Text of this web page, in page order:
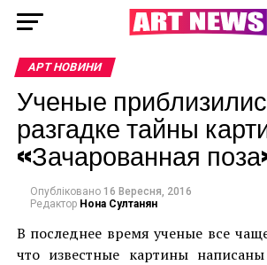
АРТ НОВИНИ
Ученые
разгадке тайны
«Зачарованная
Опубліковано 16 Вересня, 2016
Редактор Нона Султанян
В последнее время ученые все
что известные картины